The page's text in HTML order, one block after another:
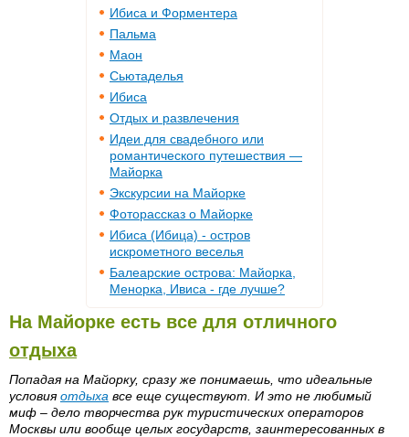
Ибиса и Форментера
Пальма
Маон
Сьютаделья
Ибиса
Отдых и развлечения
Идеи для свадебного или
романтического путешествия —
Майорка
Экскурсии на Майорке
Фоторассказ о Майорке
Ибиса (Ибица) - остров
искрометного веселья
Балеарские острова: Майорка,
Менорка, Ивиса - где лучше?
На Майорке есть все для отличного
отдыха
Попадая на Майорку, сразу же понимаешь, что идеальные
условияотдыха все еще существуют. И это не любимый
миф – дело творчества рук туристических операторов
Москвы или вообще целых государств, заинтересованных в